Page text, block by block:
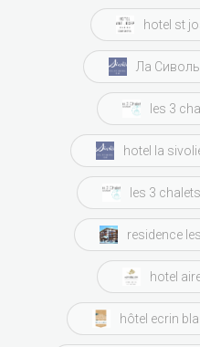
hotel st
Ла
les 3
hotel la
les 3
residence
hotel
hôtel ecrin